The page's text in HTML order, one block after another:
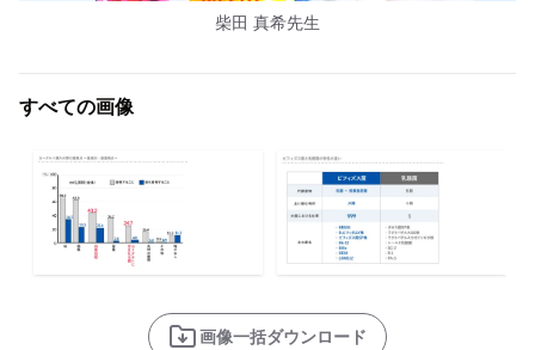
柴田 真希先生
すべての画像
画像一括ダウンロード